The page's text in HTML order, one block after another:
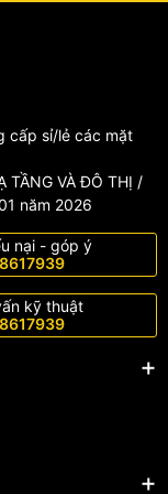
cấp sỉ/lẻ các mặt
TẦNG VÀ ĐÔ THỊ /
năm 2026
nại - góp ý
kỹ thuật